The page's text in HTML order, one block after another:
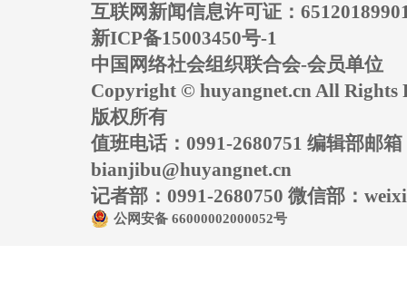
互联网新闻信息许可证：
新ICP备15003450号-1
中国网络社会组织联合会-会员单位
Copyright © huyangnet.cn All Rights
版权所有
值班电话：0991-2680751 编辑部邮箱
bianjibu@huyangnet.cn
记者部：0991-2680750 微信部：
公网安备 66000002000052号